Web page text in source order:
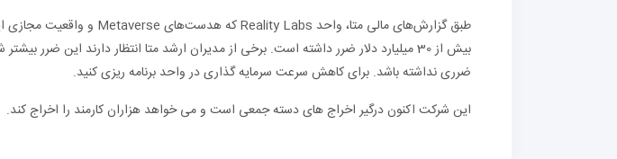
بیش از 30 میلیارد دلار ضرر داشته است. برخی از مدیران ارشد متا انتظار دارند این ضرر
ضرری نداشته باشد. برای کاهش سرعت سرمایه گذاری در واحد برنامه ریزی کنید.
این شرکت اکنون درگیر اخراج های دسته جمعی است و می خواهد هزاران کارمند را اخراج کند.